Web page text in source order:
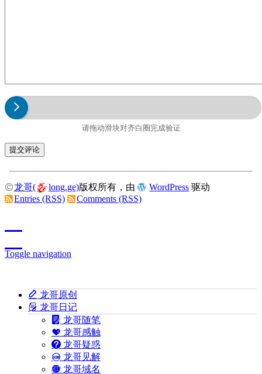
请拖动滑块对齐白圈完成验证
龙哥( long.ge)版权所有，由 WordPress 驱动
Entries (RSS)
Comments (RSS)
Toggle navigation
龙哥原创
龙哥日记
龙哥随笔
龙哥感触
龙哥疑惑
龙哥见解
龙哥域名